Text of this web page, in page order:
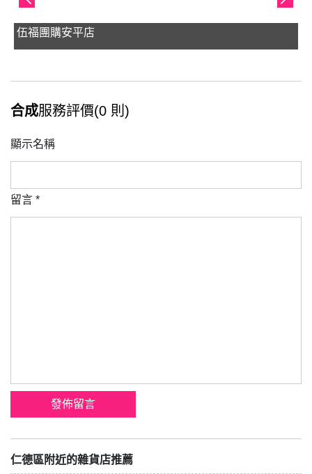
伍福團購安平店
合成服務評價(0 則)
顯示名稱
留言 *
仁德區附近的雜貨店推薦